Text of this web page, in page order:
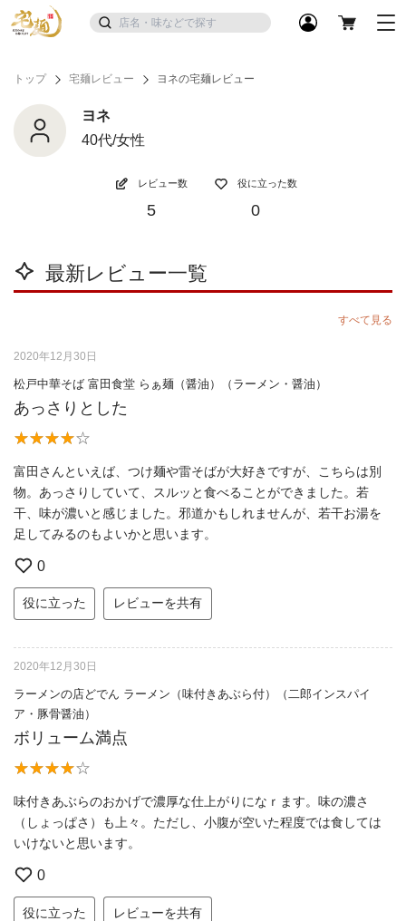
トップ 宅麺レビュー ヨネの宅麺レビュー
ヨネ
40代/女性
レビュー数
5
役に立った数
0
最新レビュー一覧
すべて見る
2020年12月30日
松戸中華そば 富田食堂 らぁ麺（醤油）（ラーメン・醤油）
あっさりとした
富田さんといえば、つけ麺や雷そばが大好きですが、こちらは別
物。あっさりしていて、スルッと食べることができました。若
干、味が濃いと感じました。邪道かもしれませんが、若干お湯を
足してみるのもよいかと思います。
0
役に立った レビューを共有
2020年12月30日
ラーメンの店どでん ラーメン（味付きあぶら付）（二郎インスパイ
ア・豚骨醤油）
ボリューム満点
味付きあぶらのおかげで濃厚な仕上がりになｒます。味の濃さ
（しょっぱさ）も上々。ただし、小腹が空いた程度では食しては
いけないと思います。
0
役に立った レビューを共有